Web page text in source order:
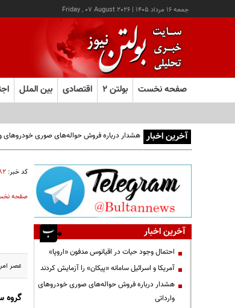
جمعه ۱۶ مرداد ۱۴۰۵ |
Friday , 07 August 2026
صفحه نخست بولتن ۲ اقتصادی بین الملل
آخرین اخبار هشدار درباره فروش حواله‌های صوری خودروهای
کد خبر:
صفحه
عصر امروز (9دی ماه) میدان فلسطین تهران، میزبان تجمع
گروه
آخرین اخبار
احتمال وجود حیات در اقیانوس مدفون «اروپا»
آمریکا و اسرائیل سامانه «پیکان» را آزمایش کردند
هشدار درباره فروش حواله‌های صوری خودروهای
وارداتی